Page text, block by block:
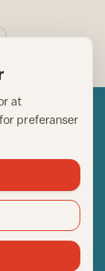
at
preferanser